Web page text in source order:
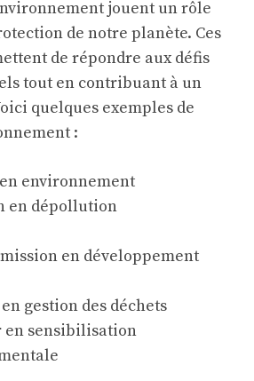
jouent un rôle
de notre planète. Ces
de répondre aux défis
tout en contribuant à un
quelques exemples de
:
environnement
en dépollution
en développement
gestion des déchets
en sensibilisation